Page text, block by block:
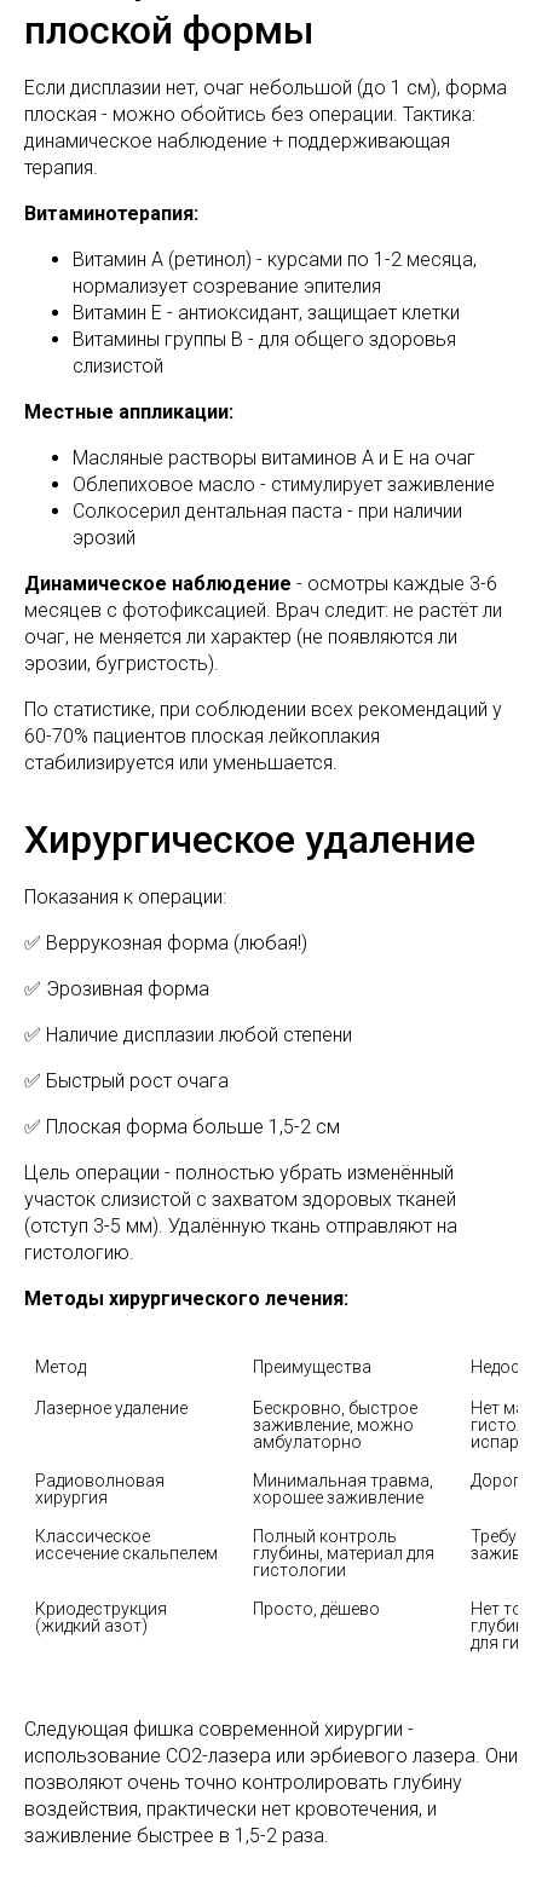
плоской формы
Если дисплазии нет, очаг небольшой (до 1 см), форма
плоская - можно обойтись без операции. Тактика:
динамическое наблюдение + поддерживающая
терапия.
Витаминотерапия:
Витамин А (ретинол) - курсами по 1-2 месяца,
нормализует созревание эпителия
Витамин Е - антиоксидант, защищает клетки
Витамины группы В - для общего здоровья
слизистой
Местные аппликации:
Масляные растворы витаминов А и Е на очаг
Облепиховое масло - стимулирует заживление
Солкосерил дентальная паста - при наличии
эрозий
Динамическое наблюдение - осмотры каждые 3-6
месяцев с фотофиксацией. Врач следит: не растёт ли
очаг, не меняется ли характер (не появляются ли
эрозии, бугристость).
По статистике, при соблюдении всех рекомендаций у
60-70% пациентов плоская лейкоплакия
стабилизируется или уменьшается.
Хирургическое удаление
Показания к операции:
✅ Веррукозная форма (любая!)
✅ Эрозивная форма
✅ Наличие дисплазии любой степени
✅ Быстрый рост очага
✅ Плоская форма больше 1,5-2 см
Цель операции - полностью убрать изменённый
участок слизистой с захватом здоровых тканей
(отступ 3-5 мм). Удалённую ткань отправляют на
гистологию.
Методы хирургического лечения:
Метод Преимущества
Лазерное удаление
Бескровно, быстрое
заживление, можно
амбулаторно
Нет
Радиоволновая
хирургия
Минимальная травма,
хорошее заживление
Классическое
иссечение скальпелем
Полный контроль
глубины, материал для
гистологии
Криодеструкция
(жидкий азот)
Просто, дёшево
Нет
для
Следующая фишка современной хирургии -
использование СО2-лазера или эрбиевого лазера. Они
позволяют очень точно контролировать глубину
воздействия, практически нет кровотечения, и
заживление быстрее в 1,5-2 раза.